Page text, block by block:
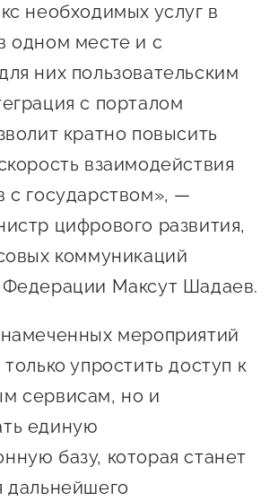
для малого
франшиз
гражданам
необходимых услуг в
одном месте и с
них пользовательским
с порталом
кратно повысить
взаимодействия
с государством», —
цифрового развития,
коммуникаций
Федерации Максут Шадаев.
мероприятий
упростить доступ к
сервисам, но и
единую
базу, которая станет
дальнейшего